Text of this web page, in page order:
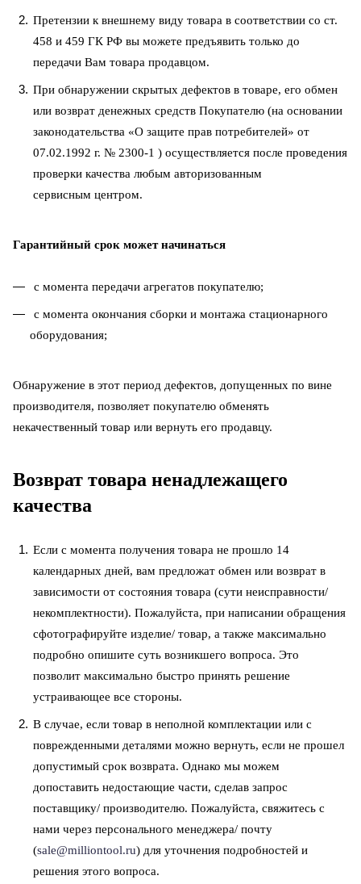
Претензии к внешнему виду товара в соответствии со ст.
458 и 459 ГК РФ вы можете предъявить только до
передачи Вам товара продавцом.
При обнаружении скрытых дефектов в товаре, его обмен
или возврат денежных средств Покупателю (на основании
законодательства «О защите прав потребителей» от
07.02.1992 г. № 2300-1 ) осуществляется после проведения
проверки качества любым авторизованным
сервисным центром.
Гарантийный срок может начинаться
с момента передачи агрегатов покупателю;
с момента окончания сборки и монтажа стационарного
оборудования;
Обнаружение в этот период дефектов, допущенных по вине
производителя, позволяет покупателю обменять
некачественный товар или вернуть его продавцу.
Возврат товара ненадлежащего
качества
Если с момента получения товара не прошло 14
календарных дней, вам предложат обмен или возврат в
зависимости от состояния товара (сути неисправности/
некомплектности). Пожалуйста, при написании обращения
сфотографируйте изделие/ товар, а также максимально
подробно опишите суть возникшего вопроса. Это
позволит максимально быстро принять решение
устраивающее все стороны.
В случае, если товар в неполной комплектации или с
поврежденными деталями можно вернуть, если не прошел
допустимый срок возврата. Однако мы можем
допоставить недостающие части, сделав запрос
поставщику/ производителю. Пожалуйста, свяжитесь с
нами через персонального менеджера/ почту
(sale@milliontool.ru) для уточнения подробностей и
решения этого вопроса.